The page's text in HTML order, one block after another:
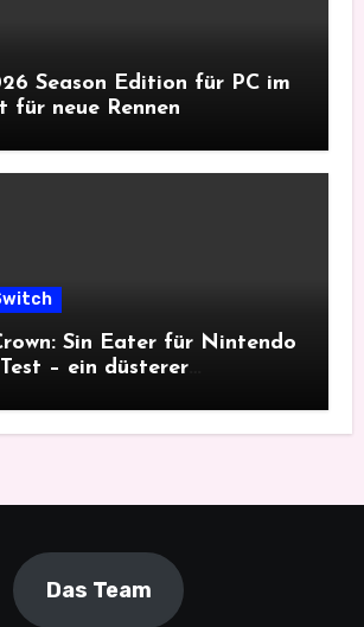
Season Edition für PC im
für neue Rennen
Sin Eater für Nintendo
– ein düsterer
Das Team